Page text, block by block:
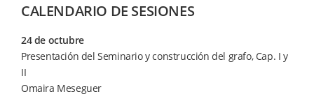
CALENDARIO DE SESIONES
24 de octubre
Presentación del Seminario y construcción del grafo, Cap. I y
II
Omaira Meseguer